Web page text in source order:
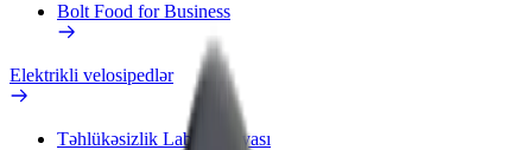
Bolt Food for Business
Elektrikli velosipedlər
Təhlükəsizlik Laboratoriyası